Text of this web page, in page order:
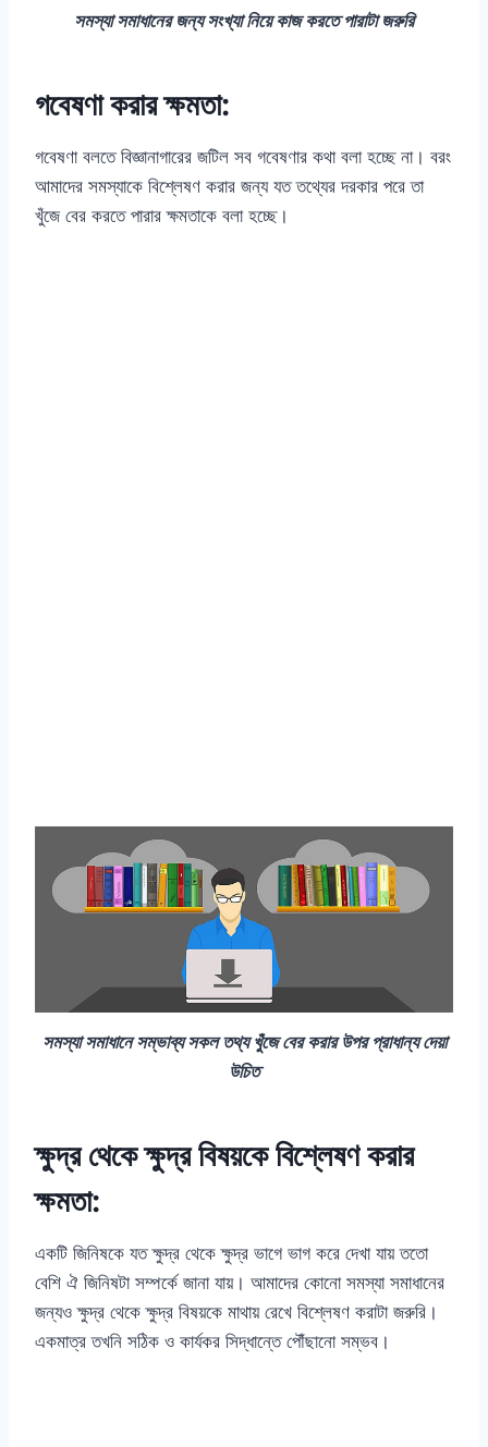
সমস্যা সমাধানের জন্য সংখ্যা নিয়ে কাজ করতে পারাটা জরুরি
গবেষণা করার ক্ষমতা:
গবেষণা বলতে বিজ্ঞানাগারের জটিল সব গবেষণার কথা বলা হচ্ছে না। বরং
আমাদের সমস্যাকে বিশ্লেষণ করার জন্য যত তথ্যের দরকার পরে তা
খুঁজে বের করতে পারার ক্ষমতাকে বলা হচ্ছে।
সমস্যা সমাধানে সম্ভাব্য সকল তথ্য খুঁজে বের করার উপর প্রাধান্য দেয়া
উচিত
ক্ষুদ্র থেকে ক্ষুদ্র বিষয়কে বিশ্লেষণ করার
ক্ষমতা:
একটি জিনিষকে যত ক্ষুদ্র থেকে ক্ষুদ্র ভাগে ভাগ করে দেখা যায় ততো
বেশি ঐ জিনিষটা সম্পর্কে জানা যায়। আমাদের কোনো সমস্যা সমাধানের
জন্যও ক্ষুদ্র থেকে ক্ষুদ্র বিষয়কে মাথায় রেখে বিশ্লেষণ করাটা জরুরি।
একমাত্র তখনি সঠিক ও কার্যকর সিদ্ধান্তে পৌঁছানো সম্ভব।